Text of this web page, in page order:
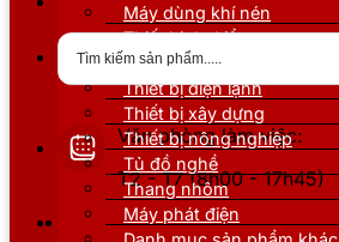
Văn phòng làm việc:
T2 - T7 (8h00 - 17h45)
Máy dùng khí nén
Thiết bị đo kiểm
Thiết bị nâng đỡ
Thiết bị điện lạnh
Thiết bị xây dựng
Thiết bị nông nghiệp
Tủ đồ nghề
Thang nhôm
Máy phát điện
Danh mục sản phẩm khác